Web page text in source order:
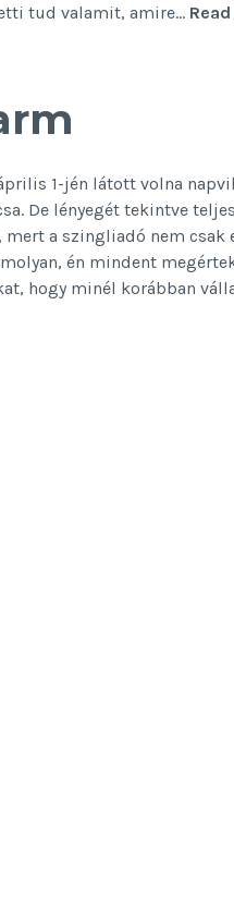
tud valamit, amire…
1-jén látott volna
De lényegét tekintve
mert a szingliadó nem csak
én mindent
hogy minél korábban